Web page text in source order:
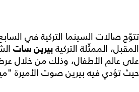
تتوّج صالات السينما التركية في
المقبل، الممثّلة التركيةبيرين سات
حيث تؤدي فيه بيرين صوت الأميرة